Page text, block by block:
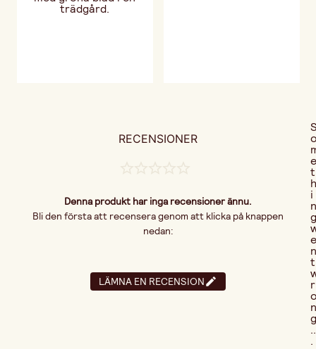
RECENSIONER
Denna produkt har inga recensioner ännu.
Bli den första att recensera genom att klicka på knappen
nedan:
LÄMNA EN RECENSION
e
t
h
i
n
g
e
n
t
r
n
g
..
.